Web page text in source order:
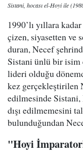
Sistani, hocası el-Hoyi ile
1990’lı yıllara
çizen, siyasetten ve
duran, Necef
Sistani ünlü bir isim
lideri olduğu
kez gerçekleştirilen
edilmesinde Sistani,
dışı edilmemesini
bulunduğundan
"Hoyi